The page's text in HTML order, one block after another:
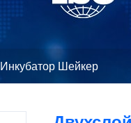
Инкубатор Шейкер